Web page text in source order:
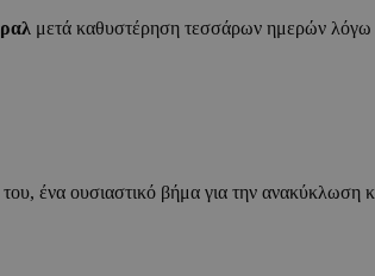
μετά καθυστέρηση τεσσάρων ημερών
ένα ουσιαστικό βήμα για την ανακύκλωση